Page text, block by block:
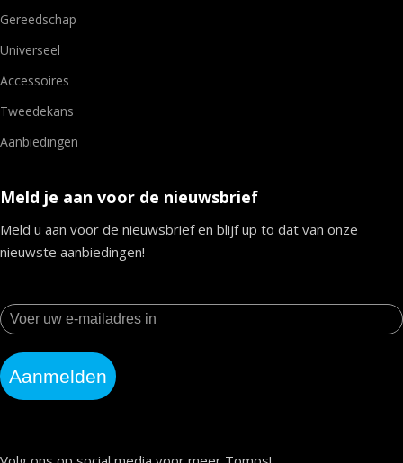
Gereedschap
Universeel
Accessoires
Tweedekans
Aanbiedingen
Meld je aan voor de nieuwsbrief
Meld u aan voor de nieuwsbrief en blijf up to dat van onze
nieuwste aanbiedingen!
Aanmelden